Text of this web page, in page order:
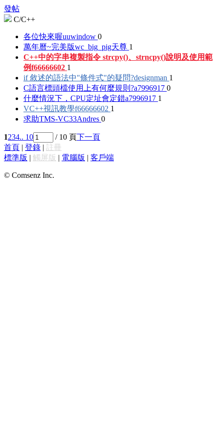
發帖
C/C++
各位快來喔uuwindow 0
萬年曆~完美版wc_big_pig天尊 1
C++中的字串複製指令 strcpy()、strncpy()說明及使用範
例f66666602 1
if 敘述的語法中"條件式"的疑問?designman 1
C語言標頭檔使用上有何麼規則?a7996917 0
什麼情況下，CPU定址會定錯a7996917 1
VC++視訊教學f66666602 1
求助TMS-VC33Andres 0
1234.. 10 / 10 頁下一頁
首頁 | 登錄 | 註冊
標準版 | 觸屏版 | 電腦版 | 客戶端
© Comsenz Inc.